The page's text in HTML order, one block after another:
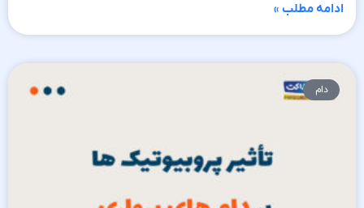
ادامه مطلب »
دام